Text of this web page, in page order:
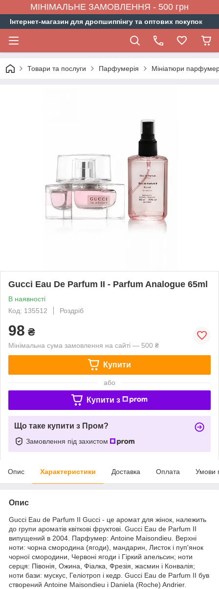
МІНІМАЛЬНЕ ЗАМОВЛЕННЯ - 500 грн
Інтернет-магазин для дропшиппінгу та оптових покупок
Товари та послуги Парфумерія Мініатюри
Gucci Eau De Parfum II - Parfum Analogue 65ml
В наявності
Код: 135512
Роздріб
98 ₴
Мінімальна сума замовлення на сайті — 500 ₴
Купити
або
Купити з
Що таке купити з Пром?
Замовлення під захистом
Опис Характеристики Доставка Оплата Умови
Опис
Gucci Eau de Parfum II Gucci - це аромат для жінок, належить
до групи ароматів квіткові фруктові. Gucci Eau de Parfum II
випущений в 2004. Парфумер: Antoine Maisondieu. Верхні
ноти: чорна смородина (ягоди), мандарин, Листок і пуп'янок
чорної смородини, Червоні ягоди і Гіркий апельсин; ноти
серця: Півонія, Ожина, Фіалка, Фрезія, жасмин і Конвалія;
ноти бази: мускус, Геліотроп і кедр. Gucci Eau de Parfum II був
створений Antoine Maisondieu і Daniela (Roche) Andrier.